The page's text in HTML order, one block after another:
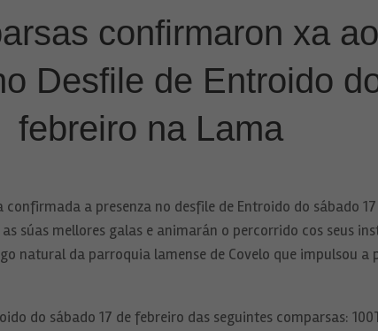
confirmaron xa
Desfile de Entroido
febreiro na Lama
a presenza no desfile de Entroido do sábado
súas mellores galas e animarán o percorrido cos seus
natural da parroquia lamense de Covelo que impulsou a
do sábado 17 de febreiro das seguintes comparsas: